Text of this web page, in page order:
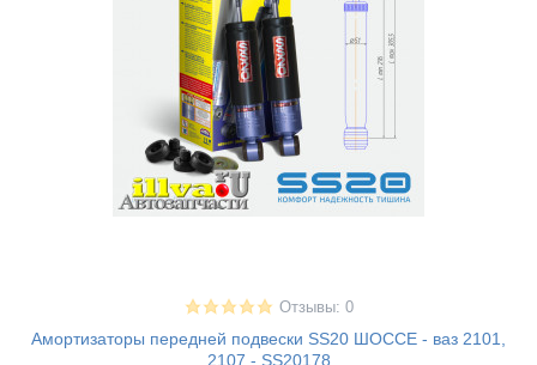
Отзывы: 0
Амортизаторы передней подвески SS20 ШОССЕ - ваз 2101,
2107 - SS20178